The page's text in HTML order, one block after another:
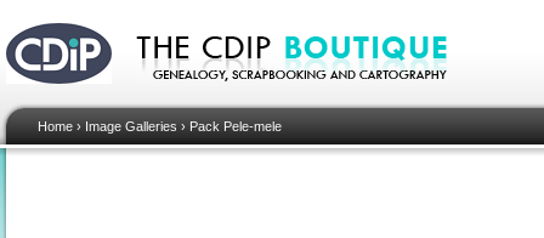
Home › Image Galleries › Pack Pele-mele